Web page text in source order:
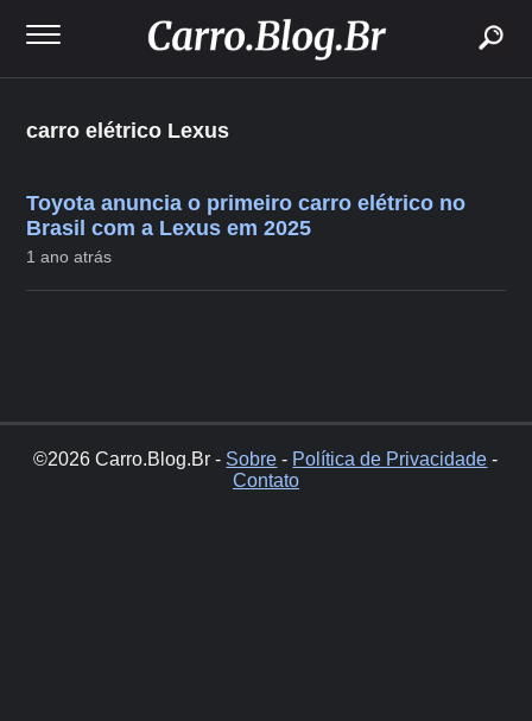
carro elétrico Lexus
Toyota anuncia o primeiro carro elétrico no
Brasil com a Lexus em 2025
1 ano atrás
©2026 Carro.Blog.Br - Sobre - Política de Privacidade -
Contato